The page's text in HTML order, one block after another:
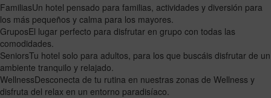
FamiliasUn hotel pensado para familias, actividades y diversión para
los más pequeños y calma para los mayores.
GruposEl lugar perfecto para disfrutar en grupo con todas las
comodidades.
SeniorsTu hotel solo para adultos, para los que buscáis disfrutar de un
ambiente tranquilo y relajado.
WellnessDesconecta de tu rutina en nuestras zonas de Wellness y
disfruta del relax en un entorno paradisíaco.